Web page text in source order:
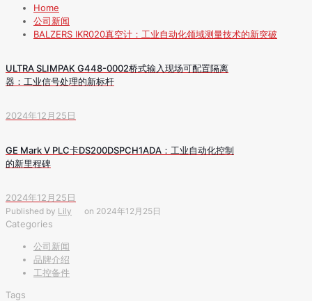
Home
公司新闻
BALZERS IKR020真空计：工业自动化领域测量技术的新突破
ULTRA SLIMPAK G448-0002桥式输入现场可配置隔离
器：工业信号处理的新标杆
2024年12月25日
GE Mark V PLC卡DS200DSPCH1ADA：工业自动化控制
的新里程碑
2024年12月25日
Published by Lily on 2024年12月25日
Categories
公司新闻
品牌介绍
工控备件
Tags